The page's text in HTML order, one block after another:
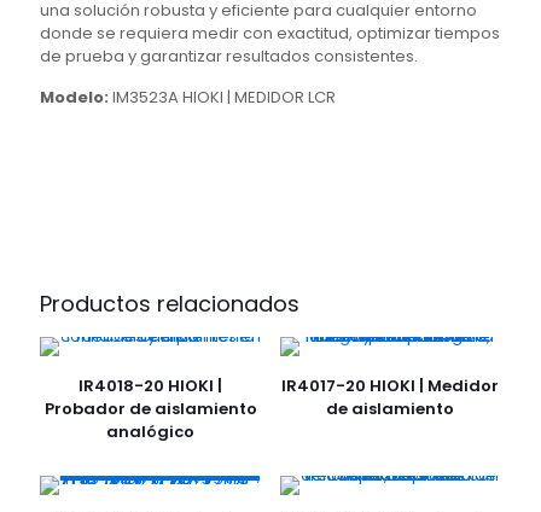
una solución robusta y eficiente para cualquier entorno
donde se requiera medir con exactitud, optimizar tiempos
de prueba y garantizar resultados consistentes.
Modelo: IM3523A HIOKI | MEDIDOR LCR
Productos relacionados
IR4018-20 HIOKI |
Probador de aislamiento
analógico
IR4017-20 HIOKI | Medidor
de aislamiento